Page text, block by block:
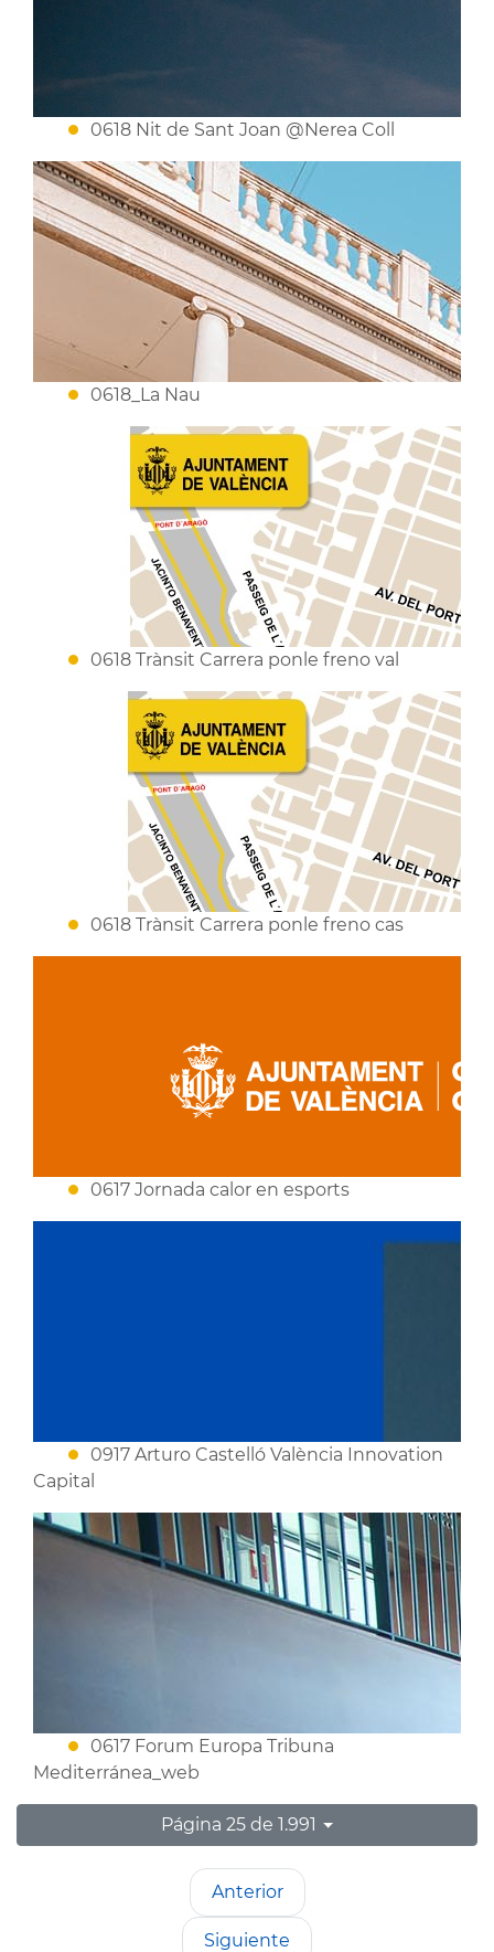
0618 Nit de Sant Joan @Nerea Coll
0618_La Nau
0618 Trànsit Carrera ponle freno val
0618 Trànsit Carrera ponle freno cas
0617 Jornada calor en esports
0917 Arturo Castelló València Innovation
Capital
0617 Forum Europa Tribuna
Mediterránea_web
Página 25 de 1.991
Anterior
Siguiente